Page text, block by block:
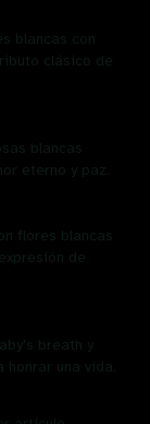
blancas con
clásico de
blancas
eterno y paz.
flores blancas
de
breath y
una vida.